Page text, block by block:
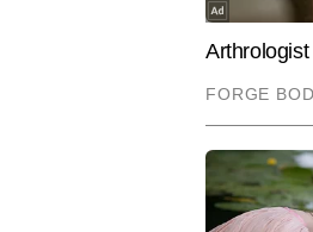
Hindi News Sports Cricket